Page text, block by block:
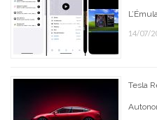
14/07/
Tesla